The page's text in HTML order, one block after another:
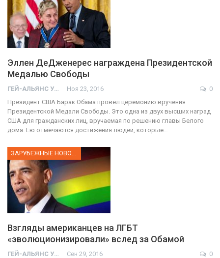
Эллен ДеДженерес награждена Президентской
Медалью Свободы
ГЕЙ-АЛЬЯНС УКРАИНА Ноя 23, 2016
0
Президент США Барак Обама провел церемонию вручения
Президентской Медали Свободы. Это одна из двух высших наград
США для гражданских лиц, вручаемая по решению главы Белого
дома. Ею отмечаются достижения людей, которые…
ЗАРУБЕЖНЫЕ НОВОСТИ
Взгляды американцев на ЛГБТ
«эволюционизировали» вслед за Обамой
ГЕЙ-АЛЬЯНС УКРАИНА Сен 29, 2016
0
01:01